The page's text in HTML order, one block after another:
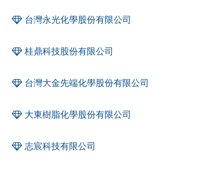
台灣永光化學股份有限公司
桂鼎科技股份有限公司
台灣大金先端化學股份有限公司
大東樹脂化學股份有限公司
志宸科技有限公司